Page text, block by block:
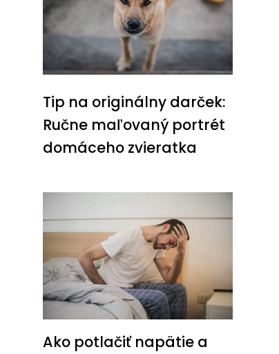
Tip na originálny darček:
Ručne maľovaný portrét
domáceho zvieratka
Ako potlačiť napätie a